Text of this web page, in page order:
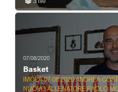
07/08/2020
Basket
IMOLA 07 08 2020 ANDREA
NUOVO ALLENATORE PAOLO